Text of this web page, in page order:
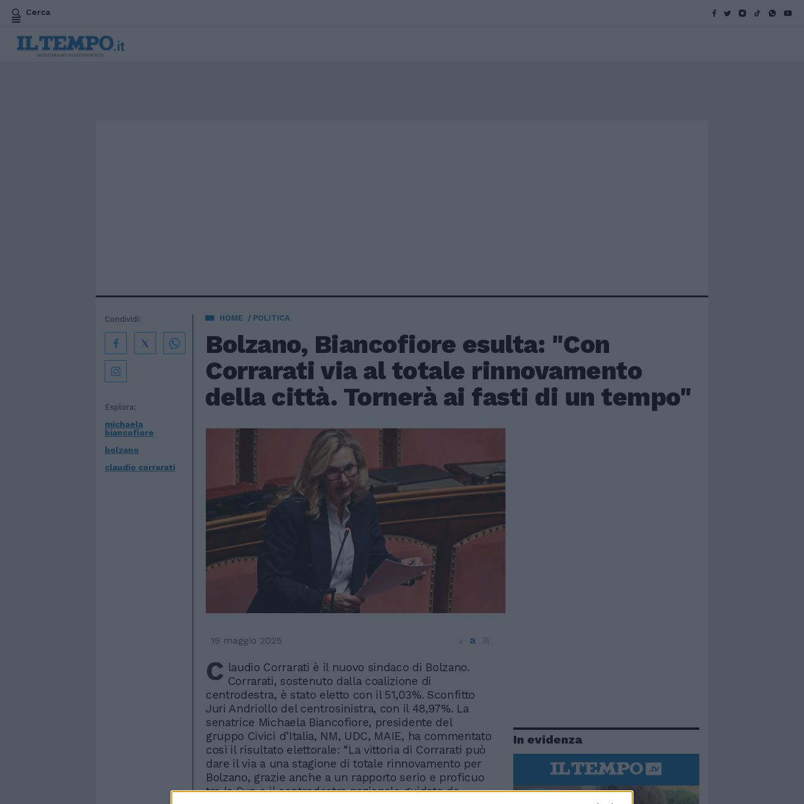
Cerca
HOME POLITICA
Bolzano, Biancofiore esulta: "Con
Corrarati via al totale rinnovamento
della città. Tornerà ai fasti di un tempo"
Esplora:
michaela
biancofiore
bolzano
claudio corrarati
Condividi:
19 maggio 2025 a
C laudio Corrarati è il nuovo sindaco di Bolzano.
Corrarati, sostenuto dalla coalizione di
centrodestra, è stato eletto con il 51,03%. Sconfitto
Juri Andriollo del centrosinistra, con il 48,97%. La
senatrice Michaela Biancofiore, presidente del
gruppo Civici d’Italia, NM, UDC, MAIE, ha commentato
così il risultato elettorale: “La vittoria di Corrarati può
dare il via a una stagione di totale rinnovamento per
Bolzano, grazie anche a un rapporto serio e proficuo
tra la Svp e il centrodestra nazionale guidato da
In evidenza